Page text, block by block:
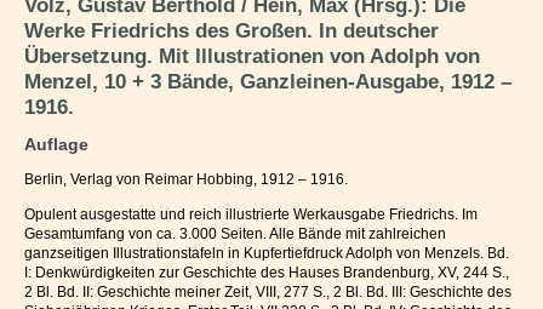
Volz, Gustav Berthold / Hein, Max (Hrsg.): Die
Werke Friedrichs des Großen. In deutscher
Übersetzung. Mit Illustrationen von Adolph von
Menzel, 10 + 3 Bände, Ganzleinen-Ausgabe, 1912 –
1916.
Auflage
Berlin, Verlag von Reimar Hobbing, 1912 – 1916.
Opulent ausgestatte und reich illustrierte Werkausgabe Friedrichs. Im
Gesamtumfang von ca. 3.000 Seiten. Alle Bände mit zahlreichen
ganzseitigen Illustrationstafeln in Kupfertiefdruck Adolph von Menzels. Bd.
I: Denkwürdigkeiten zur Geschichte des Hauses Brandenburg, XV, 244 S.,
2 Bl. Bd. II: Geschichte meiner Zeit, VIII, 277 S., 2 Bl. Bd. III: Geschichte des